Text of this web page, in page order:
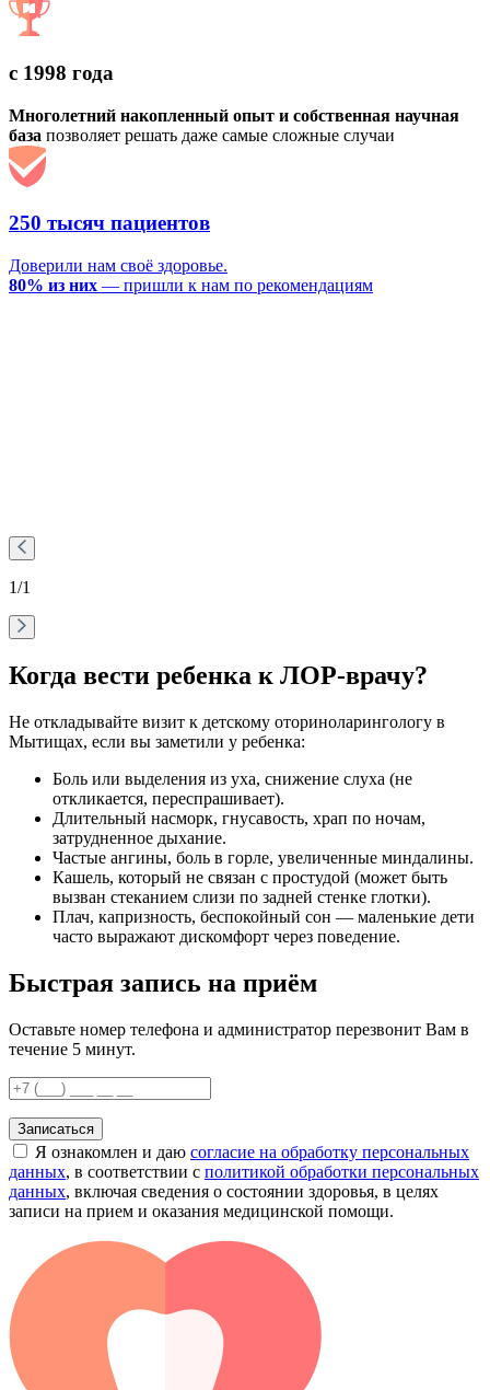
с 1998 года
Многолетний накопленный опыт и собственная научная
база позволяет решать даже самые сложные случаи
250 тысяч пациентов
Доверили нам своё здоровье.
80% из них — пришли к нам по рекомендациям
1/1
Когда вести ребенка к ЛОР-врачу?
Не откладывайте визит к детскому оториноларингологу в
Мытищах, если вы заметили у ребенка:
Боль или выделения из уха, снижение слуха (не
откликается, переспрашивает).
Длительный насморк, гнусавость, храп по ночам,
затрудненное дыхание.
Частые ангины, боль в горле, увеличенные миндалины.
Кашель, который не связан с простудой (может быть
вызван стеканием слизи по задней стенке глотки).
Плач, капризность, беспокойный сон — маленькие дети
часто выражают дискомфорт через поведение.
Быстрая запись на приём
Оставьте номер телефона и администратор перезвонит Вам в
течение 5 минут.
Записаться
Я ознакомлен и даю согласие на обработку персональных
данных, в соответствии с политикой обработки персональных
данных, включая сведения о состоянии здоровья, в целях
записи на прием и оказания медицинской помощи.